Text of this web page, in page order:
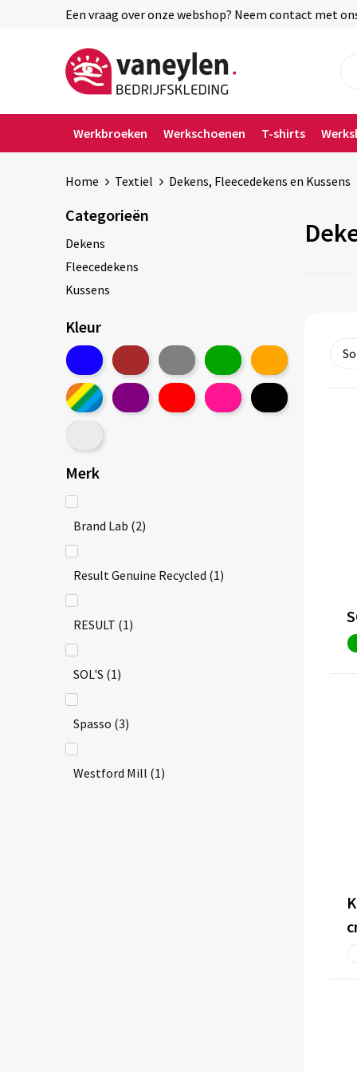
Een vraag over onze webshop? Neem contact met
Werkbroeken Werkschoenen T-shirts
Home Textiel Dekens, Fleecedekens en Kussens
Categorieën
Dekens
Fleecedekens
Kussens
Kleur
Merk
Brand Lab (2)
Result Genuine Recycled (1)
RESULT (1)
SOL'S (1)
Spasso (3)
Westford Mill (1)